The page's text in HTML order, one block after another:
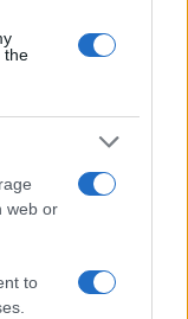
the
web or
to που βρέθηκε
- Από